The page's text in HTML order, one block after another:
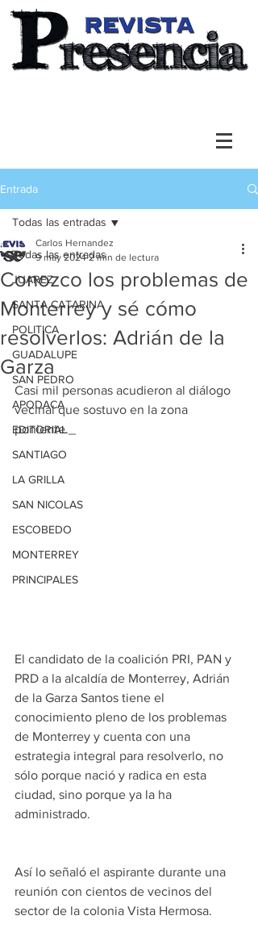
Entrada
Todas las entradas
JUAREZ
SANTA CATARINA
POLITICA
GUADALUPE
SAN PEDRO
APODACA
EDITORIAL
SANTIAGO
LA GRILLA
SAN NICOLAS
ESCOBEDO
MONTERREY
PRINCIPALES
Todas las entradas
Conozco los problemas de
Monterrey y sé cómo
resolverlos: Adrián de la
Garza
Carlos Hernandez
9 may 2024 2 min de lectura
Casi mil personas acudieron al diálogo
vecinal que sostuvo en la zona
poniente._
El candidato de la coalición PRI, PAN y
PRD a la alcaldía de Monterrey, Adrián
de la Garza Santos tiene el
conocimiento pleno de los problemas
de Monterrey y cuenta con una
estrategia integral para resolverlo, no
sólo porque nació y radica en esta
ciudad, sino porque ya la ha
administrado.
Así lo señaló el aspirante durante una
reunión con cientos de vecinos del
sector de la colonia Vista Hermosa.